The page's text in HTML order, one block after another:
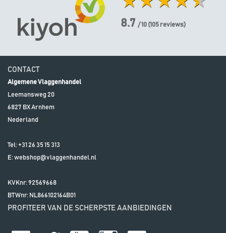
8.7 / 10 (105 reviews)
CONTACT
Algemene Vlaggenhandel
Leemansweg 20
6827 BXArnhem
Nederland
Tel: +31 26 35 15 313
E:webshop@vlaggenhandel.nl
KVKnr: 92569668
BTWnr: NL866102164B01
PROFITEER VAN DE SCHERPSTE AANBIEDINGEN